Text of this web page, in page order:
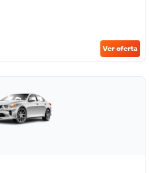
Ver oferta